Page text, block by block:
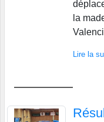
la
Lire la